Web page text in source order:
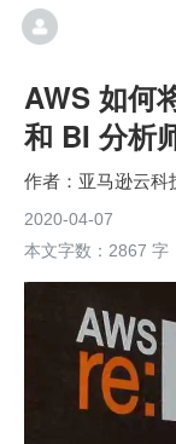
AWS 如何
和 BI 分析
2020-04-07
本文字数：2867 字